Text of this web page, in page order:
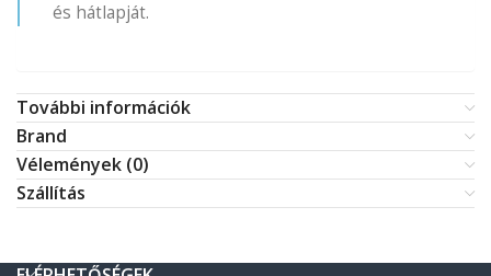
és hátlapját.
További információk
Brand
Vélemények (0)
Szállítás